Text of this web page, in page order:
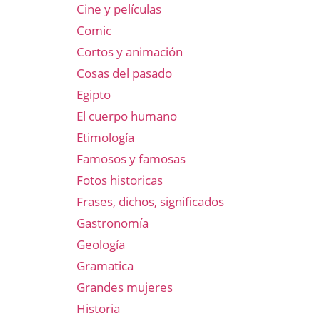
Cine y películas
Comic
Cortos y animación
Cosas del pasado
Egipto
El cuerpo humano
Etimología
Famosos y famosas
Fotos historicas
Frases, dichos, significados
Gastronomía
Geología
Gramatica
Grandes mujeres
Historia